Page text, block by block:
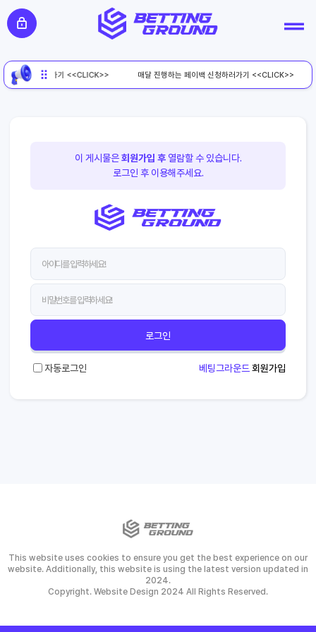
이백 신청하러가기 <<CLICK>> 매달 진행하는 페이백 신청하러가기 <<CLICK>>
이 게시물은회원가입 후열람할 수 있습니다.
로그인 후 이용해주세요.
로그인
자동로그인 베팅그라운드 회원가입
This website uses cookies to ensure you get the best experience on our
website. Additionally, this website is using the latest version updated in
2024.
Copyright. Website Design 2024 All Rights Reserved.